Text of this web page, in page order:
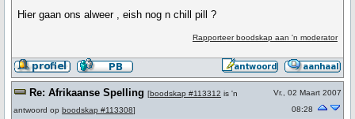
Hier gaan ons alweer , eish nog n chill pill ?
Rapporteer boodskap aan 'n moderator
Re: Afrikaanse Spelling [boodskap #113312 is 'n
antwoord op boodskap #113308]
Vr., 02 Maart 2007
08:28